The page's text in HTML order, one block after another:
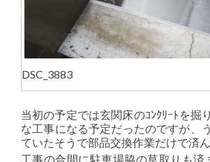
DSC_3883
当初の予定では玄関床のｺﾝｸﾘｰﾄを掘
な工事になる予定だったのですが、
ていたそうで部品交換作業だけで済
工事の合間に駐車場脇の草取りも済